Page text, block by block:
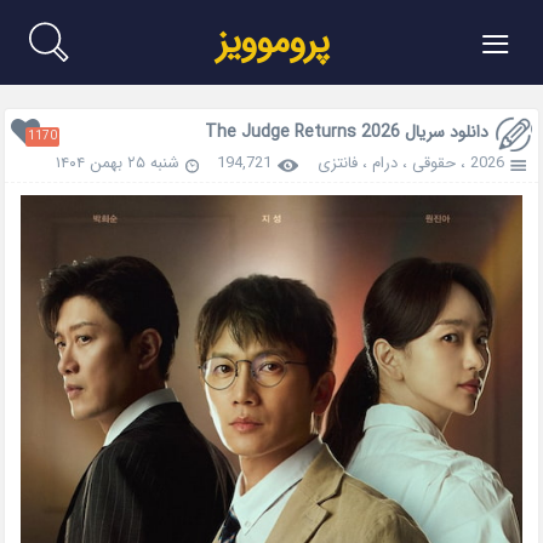
≡ پروموویز
دانلود سریال The Judge Returns 2026 1170
2026 ،حقوقی ،درام ،فانتزی 194,721 شنبه ۲۵ بهمن ۱۴۰۴